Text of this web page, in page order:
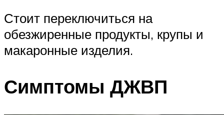
Стоит переключиться на
обезжиренные продукты, крупы и
макаронные изделия.
Симптомы ДЖВП